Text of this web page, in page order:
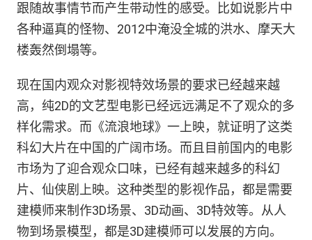
跟随故事情节而产生带动性的感受。比如说影片中
各种逼真的怪物、2012中淹没全城的洪水、摩天大
楼轰然倒塌等。
现在国内观众对影视特效场景的要求已经越来越
高，纯2D的文艺型电影已经远远满足不了观众的多
样化需求。而《流浪地球》一上映，就证明了这类
科幻大片在中国的广阔市场。而且目前国内的电影
市场为了迎合观众口味，已经有越来越多的科幻
片、仙侠剧上映。这种类型的影视作品，都是需要
建模师来制作3D场景、3D动画、3D特效等。从人
物到场景模型，都是3D建模师可以发展的方向。